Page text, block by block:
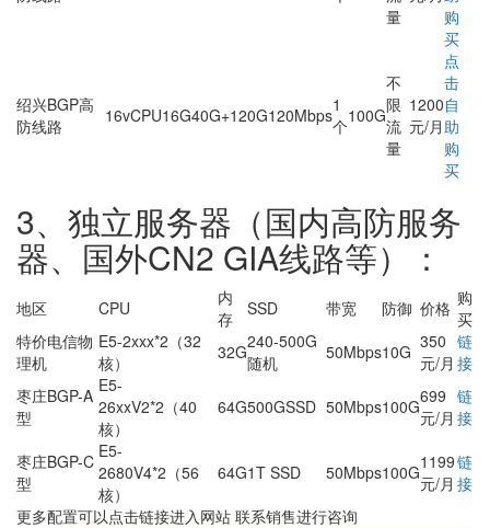
量
购
买
绍兴BGP高
防线路
16vCPU16G40G+120G120Mbps1
个100G
不
限
流
量
1200
元/月
点
击
自
助
购
买
3、独立服务器（国内高防服务
器、国外CN2 GIA线路等）：
地区 CPU
内
存
SSD 带宽 防御 价格 购
买
特价电信物
理机
E5-2xxx*2（32
核）
32G240-500G
随机
50Mbps10G 350
元/月
链
接
枣庄BGP-A
型
E5-
26xxV2*2（40
核）
64G500GSSD 50Mbps100G699
元/月
链
接
枣庄BGP-C
型
E5-
2680V4*2（56
核）
64G1T SSD 50Mbps100G1199
元/月
链
接
更多配置可以点击链接进入网站 联系销售进行咨询